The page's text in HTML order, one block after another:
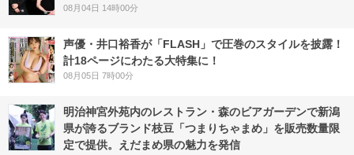
08月04日 14時00分
声優・井口裕香が「FLASH」で圧巻のスタイルを披露！
計18ページにわたる大特集に！
08月05日 7時00分
明治神宮外苑内のレストラン・森のビアガーデンで新潟
県が誇るブランド枝豆「つまりちゃまめ」を販売数量限
定で提供。えだまめ県の魅力を発信